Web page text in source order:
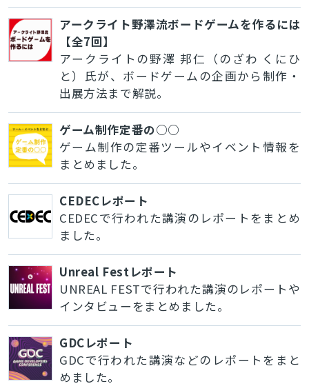
アークライト野澤流ボードゲームを作るには
【全7回】
アークライトの野澤 邦仁（のざわ くにひ
と）氏が、ボードゲームの企画から制作・
出展方法まで解説。
ゲーム制作定番の○○
ゲーム制作の定番ツールやイベント情報を
まとめました。
CEDECレポート
CEDECで行われた講演のレポートをまとめ
ました。
Unreal Festレポート
UNREAL FESTで行われた講演のレポートや
インタビューをまとめました。
GDCレポート
GDCで行われた講演などのレポートをまと
めました。